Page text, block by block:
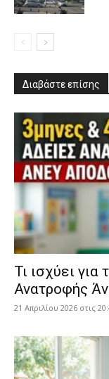
Διαβάστε επίσης
​Τι ισχύει για
Ανατροφής
21 Απριλίου 2026 στις